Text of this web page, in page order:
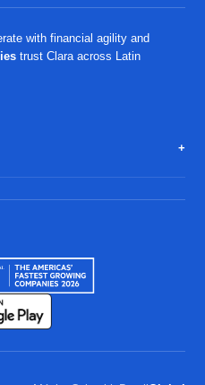
with financial agility and
trust Clara across Latin